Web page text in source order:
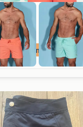
Duurzame Deal